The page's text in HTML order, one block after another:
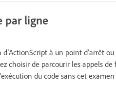
par ligne
à un point d’arrêt
choisir de parcourir les appels
du code sans cet examen